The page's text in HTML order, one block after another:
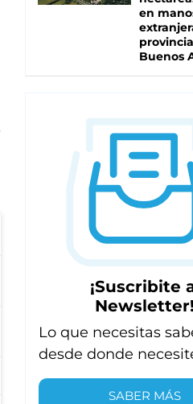
en
Buenos
¡Suscribite
Lo que necesitas
desde donde
SABER MÁS